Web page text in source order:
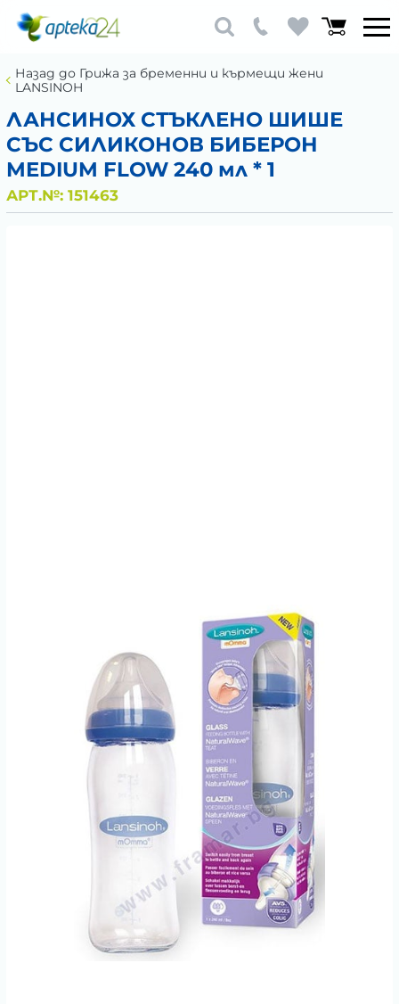
Назад до Грижа за бременни и кърмещи жени
LANSINOH
ЛАНСИНОХ СТЪКЛЕНО ШИШЕ
СЪС СИЛИКОНОВ БИБЕРОН
MEDIUM FLOW 240 мл * 1
АРТ.№: 151463